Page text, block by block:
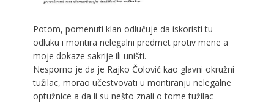
Potom, pomenuti klan odlučuje da iskoristi tu
odluku i montira nelegalni predmet protiv mene a
moje dokaze sakrije ili uništi.
Nesporno je da je Rajko Čolović kao glavni okružni
tužilac, morao učestvovati u montiranju nelegalne
optužnice a da li su nešto znali o tome tužilac